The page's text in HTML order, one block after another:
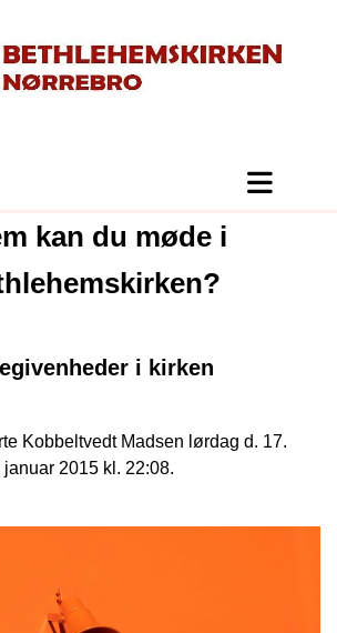
kan du møde i
i kirken
Kobbeltvedt Madsen lørdag d. 17.
januar 2015 kl. 22:08.